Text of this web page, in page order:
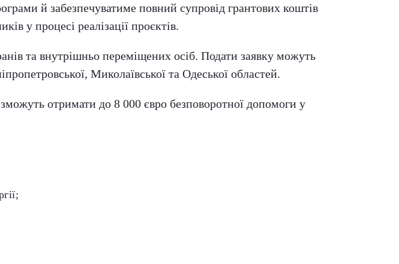
й забезпечуватиме повний супровід грантових коштів
у процесі реалізації проєктів.
та внутрішньо переміщених осіб. Подати заявку можуть
Миколаївської та Одеської областей.
отримати до 8 000 євро безповоротної допомоги у